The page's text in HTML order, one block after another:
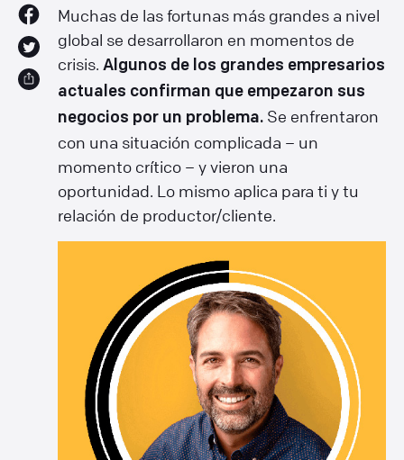
Muchas de las fortunas más grandes a nivel
global se desarrollaron en momentos de
crisis. Algunos de los grandes empresarios
actuales confirman que empezaron sus
negocios por un problema. Se enfrentaron
con una situación complicada – un
momento crítico – y vieron una
oportunidad. Lo mismo aplica para ti y tu
relación de productor/cliente.